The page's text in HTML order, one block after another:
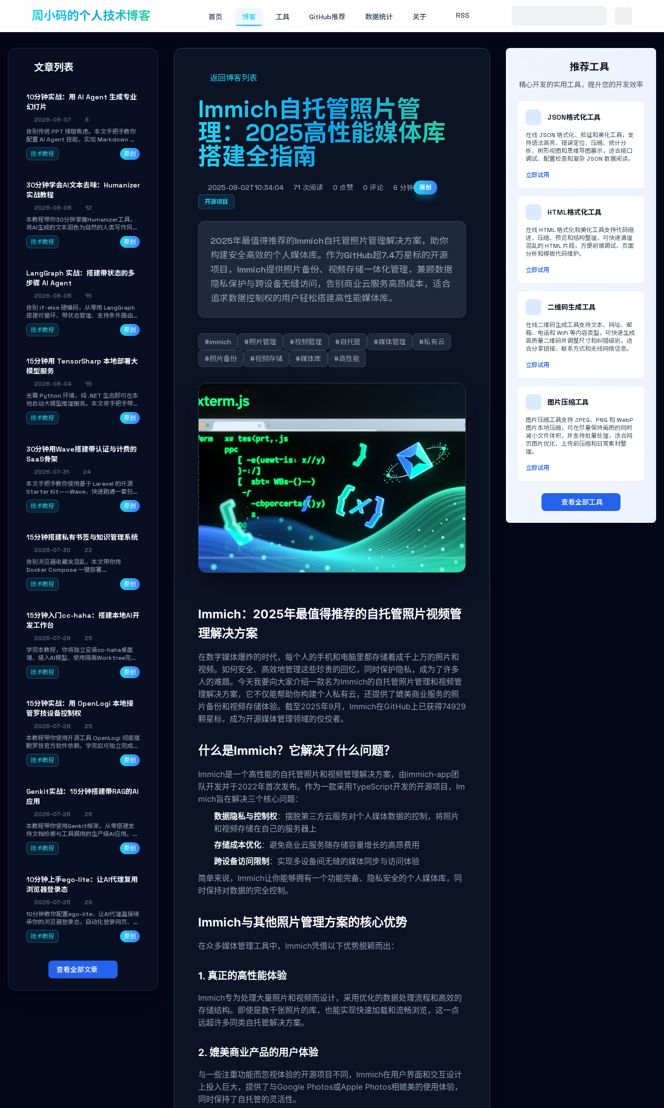
周小码的个人技术博客 首页 博客 工具 GitHub推荐 数据统计 关于 RSS
文章列表
10分钟实战：用 AI Agent 生成专业
幻灯片
2026-08-07
6
告别传统 PPT 排版焦虑。本文手把手教你
配置 AI Agent 技能，实现 Markdown 内
容自动转为带高级排版、AI 配图与 WebGL
运行时的 HTML 幻灯片。只需专注内容，
技术教程 原创
30分钟学会AI文本去味：Humanizer
实战教程
2026-08-06
12
本教程带你30分钟掌握Humanizer工具，
将AI生成的文本润色为自然的人类写作风
格。通过安装配置、实战示例和语音校准，
让你的内容告别AI痕迹，匹配个人写作习
技术教程 原创
LangGraph 实战：搭建带状态的多
步骤 AI Agent
2026-08-05
15
告别 if-else 硬编码，从零用 LangGraph
搭建可循环、带状态管理、支持条件路由的
多步骤 AI 代理。学完能独立编写包含自动
决策、工具调用和持久化状态的复杂工作
技术教程 原创
15分钟用 TensorSharp 本地部署大
模型服务
2026-08-04
15
无需 Python 环境，纯 .NET 生态即可在本
地启动大模型推理服务。本文将手把手带你
下载模型、配置 GPU 加速、启动 OpenAI
兼容 API，并在 C# 业务代码中无缝调用。
技术教程 原创
30分钟用Wave搭建带认证与计费的
SaaS骨架
2026-07-31
24
本文手把手教你使用基于 Laravel 的开源
Starter Kit——Wave，快速跑通一套包含
用户认证、订阅计费、角色权限和后台管理
的完整 SaaS 骨架。附带 Stripe 测试支付
技术教程 原创
15分钟搭建私有书签与知识管理系统
2026-07-30
22
告别浏览器收藏夹混乱，本文带你用
Docker Compose 一键部署
Linkwarden。15 分钟完成私有书签系统搭
建，掌握网页快照归档、高亮批注、分类管
技术教程 原创
15分钟入门cc-haha：搭建本地AI开
发工作台
2026-07-29
25
学完本教程，你将独立安装cc-haha桌面
端、接入AI模型、使用隔离Worktree完成
真实开发任务，并通过Diff审阅面板安全落
地AI代码改写。告别终端黑盒操作，让AI在
技术教程 原创
15分钟实战：用 OpenLogi 本地接
管罗技设备控制权
2026-07-28
25
本教程带你使用开源工具 OpenLogi 彻底摆
脱罗技官方软件依赖。学完后可独立完成设
备识别、按键重映射、DPI曲线配置与
SmartShift调节，实现完全离线控制，保
技术教程 原创
Genkit实战：15分钟搭建带RAG的AI
应用
2026-07-26
26
本教程带你使用Genkit框架，从零搭建支
持文档检索与工具调用的生产级AI应用。通
过环境配置、核心代码编写与调试避坑指
南，学完即可掌握多模型切换、RAG管道构
技术教程 原创
10分钟上手ego-lite：让AI代理复用
浏览器登录态
2026-07-25
28
10分钟教你配置ego-lite，让AI代理直接继
承你的浏览器登录态，自动化登录网页、抓
取数据，无需分享密码，多任务并行不干扰
日常使用。
技术教程 原创
查看全部文章
返回博客列表
Immich自托管照片管
理：2025高性能媒体库
搭建全指南
2025-09-02T10:34:04 71 次阅读 0 点赞 0 评论 6 分钟
原创
开源项目
2025年最值得推荐的Immich自托管照片管理解决方案，助你
构建安全高效的个人媒体库。作为GitHub超7.4万星标的开源
项目，Immich提供照片备份、视频存储一体化管理，兼顾数据
隐私保护与跨设备无缝访问，告别商业云服务高昂成本，适合
追求数据控制权的用户轻松搭建高性能媒体库。
#immich #照片管理 #视频管理 #自托管 #媒体管理
#私有云
#照片备份
#视频存储 #媒体库 #高性能
Immich：2025年最值得推荐的自托管照片视频管
理解决方案
在数字媒体爆炸的时代，每个人的手机和电脑里都存储着成千上万的照片和
视频。如何安全、高效地管理这些珍贵的回忆，同时保护隐私，成为了许多
人的难题。今天我要向大家介绍一款名为Immich的自托管照片管理和视频管
理解决方案，它不仅能帮助你构建个人私有云，还提供了媲美商业服务的照
片备份和视频存储体验。截至2025年9月，Immich在GitHub上已获得74929
颗星标，成为开源媒体管理领域的佼佼者。
什么是Immich？它解决了什么问题？
Immich是一个高性能的自托管照片和视频管理解决方案，由immich-app团
队开发并于2022年首次发布。作为一款采用TypeScript开发的开源项目，Im
mich旨在解决三个核心问题：
数据隐私与控制权：摆脱第三方云服务对个人媒体数据的控制，将照片
和视频存储在自己的服务器上
存储成本优化：避免商业云服务随存储容量增长的高昂费用
跨设备访问限制 ：实现多设备间无缝的媒体同步与访问体验
简单来说，Immich让你能够拥有一个功能完备、隐私安全的个人媒体库，同
时保持对数据的完全控制。
Immich与其他照片管理方案的核心优势
在众多媒体管理工具中，Immich凭借以下优势脱颖而出：
1. 真正的高性能体验
Immich专为处理大量照片和视频而设计，采用优化的数据处理流程和高效的
存储结构。即使是数千张照片的库，也能实现快速加载和流畅浏览，这一点
远超许多同类自托管解决方案。
2. 媲美商业产品的用户体验
与一些注重功能而忽视体验的开源项目不同，Immich在用户界面和交互设计
上投入巨大，提供了与Google Photos或Apple Photos相媲美的使用体验，
同时保持了自托管的灵活性。
推荐工具
精心开发的实用工具，提升您的开发效率
JSON格式化工具
在线 JSON 格式化、验证和美化工具，支
持语法高亮、错误定位、压缩、统计分
析、树形视图和思维导图展示，适合接口
调试、配置检查和复杂 JSON 数据阅读。
立即试用
HTML格式化工具
在线 HTML 格式化和美化工具支持代码缩
进、压缩、预览和结构整理，可快速清理
混乱的 HTML 片段，方便前端调试、页面
分析和模板代码维护。
立即试用
二维码生成工具
在线二维码生成工具支持文本、网址、邮
箱、电话和 WiFi 等内容类型，可快速生成
高质量二维码并调整尺寸和纠错级别，适
合分享链接、联系方式和无线网络信息。
立即试用
图片压缩工具
图片压缩工具支持 JPEG、PNG 和 WebP
图片本地压缩，可在尽量保持画质的同时
减小文件体积，并支持批量处理，适合网
页图片优化、上传前压缩和日常素材整
理。
立即试用
查看全部工具